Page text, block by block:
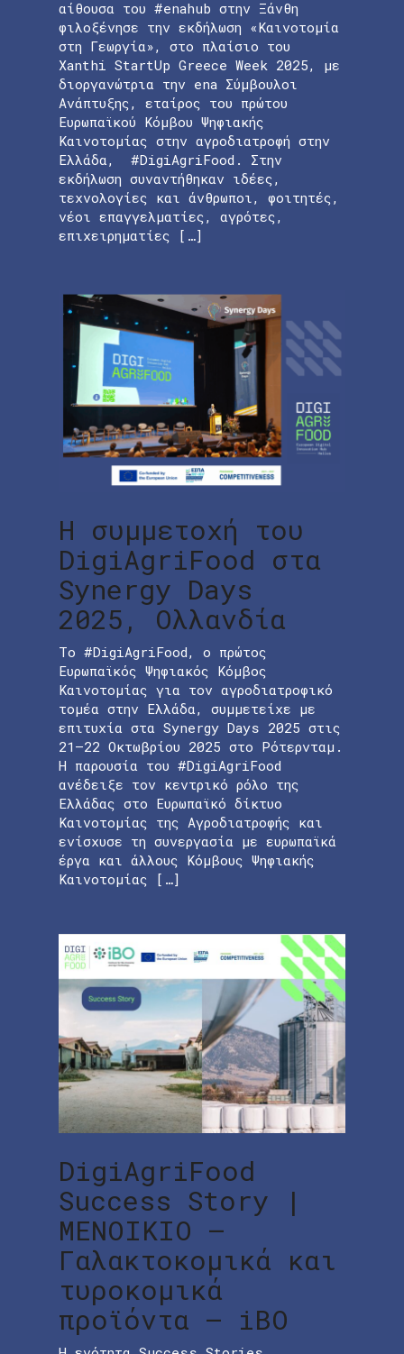
αίθουσα του #enahub στην Ξάνθη
φιλοξένησε την εκδήλωση «Καινοτομία
στη Γεωργία», στο πλαίσιο του
Xanthi StartUp Greece Week 2025, με
διοργανώτρια την ena Σύμβουλοι
Ανάπτυξης, εταίρος του πρώτου
Ευρωπαϊκού Κόμβου Ψηφιακής
Καινοτομίας στην αγροδιατροφή στην
Ελλάδα, #DigiAgriFood. Στην
εκδήλωση συναντήθηκαν ιδέες,
τεχνολογίες και άνθρωποι, φοιτητές,
νέοι επαγγελματίες, αγρότες,
επιχειρηματίες […]
Η συμμετοχή του
DigiAgriFood στα
Synergy Days
2025, Ολλανδία
Το #DigiAgriFood, ο πρώτος
Ευρωπαϊκός Ψηφιακός Κόμβος
Καινοτομίας για τον αγροδιατροφικό
τομέα στην Ελλάδα, συμμετείχε με
επιτυχία στα Synergy Days 2025 στις
21–22 Οκτωβρίου 2025 στο Ρότερνταμ.
Η παρουσία του #DigiAgriFood
ανέδειξε τον κεντρικό ρόλο της
Ελλάδας στο Ευρωπαϊκό δίκτυο
Καινοτομίας της Αγροδιατροφής και
ενίσχυσε τη συνεργασία με ευρωπαϊκά
έργα και άλλους Κόμβους Ψηφιακής
Καινοτομίας […]
DigiAgriFood
Success Story |
ΜΕΝΟΙΚΙΟ –
Γαλακτοκομικά και
τυροκομικά
προϊόντα – iBO